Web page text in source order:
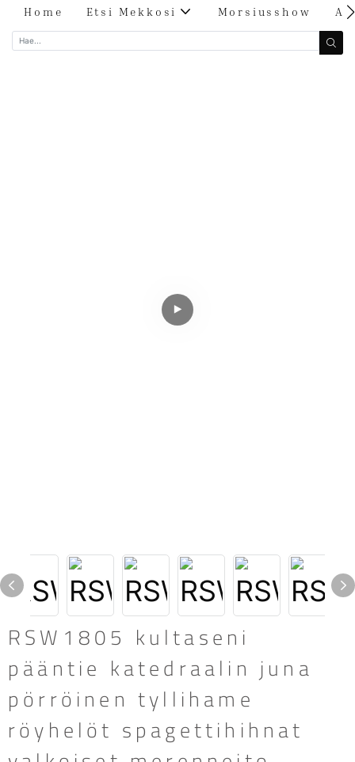
Home Etsi Mekkosi Morsiusshow
RSW1805 kultaseni
pääntie katedraalin juna
pörröinen tyllihame
röyhelöt spagettihihnat